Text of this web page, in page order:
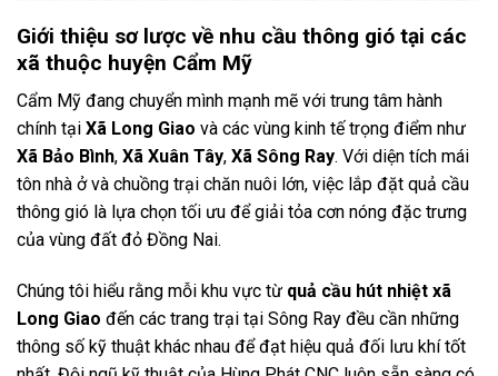
Giới thiệu sơ lược về nhu cầu thông gió tại các
xã thuộc huyện Cẩm Mỹ
Cẩm Mỹ đang chuyển mình mạnh mẽ với trung tâm hành
chính tại Xã Long Giao và các vùng kinh tế trọng điểm như
Xã Bảo Bình, Xã Xuân Tây, Xã Sông Ray. Với diện tích mái
tôn nhà ở và chuồng trại chăn nuôi lớn, việc lắp đặt quả cầu
thông gió là lựa chọn tối ưu để giải tỏa cơn nóng đặc trưng
của vùng đất đỏ Đồng Nai.
Chúng tôi hiểu rằng mỗi khu vực từ quả cầu hút nhiệt xã
Long Giao đến các trang trại tại Sông Ray đều cần những
thông số kỹ thuật khác nhau để đạt hiệu quả đối lưu khí tốt